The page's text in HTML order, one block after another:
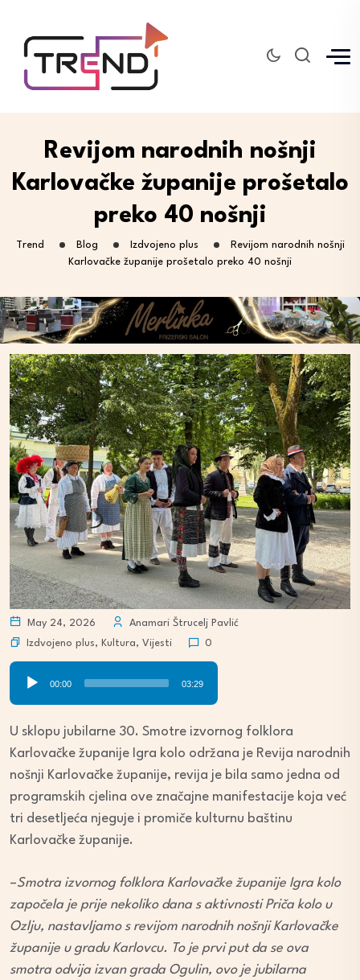
Revijom narodnih nošnji
Karlovačke županije prošetalo
preko 40 nošnji
Trend Blog Izdvojeno plus
Revijom narodnih nošnji
Karlovačke županije prošetalo preko 40 nošnji
May 24, 2026
Anamari Štrucelj Pavlić
Izdvojeno plus, Kultura, Vijesti 0
Audio
Player
00:00 03:29
U sklopu jubilarne 30. Smotre izvornog folklora
Karlovačke županije Igra kolo održana je Revija narodnih
nošnji Karlovačke županije, revija je bila samo jedna od
programskih cjelina ove značajne manifestacije koja već
tri desetljeća njeguje i promiče kulturnu baštinu
Karlovačke županije.
–Smotra izvornog folklora Karlovačke županije Igra kolo
započela je prije nekoliko dana s aktivnosti Priča kolo u
Ozlju, nastavljamo s revijom narodnih nošnji Karlovačke
županije u gradu Karlovcu. To je prvi put da se ova
smotra odvija izvan grada Ogulin, ovo je jubilarna